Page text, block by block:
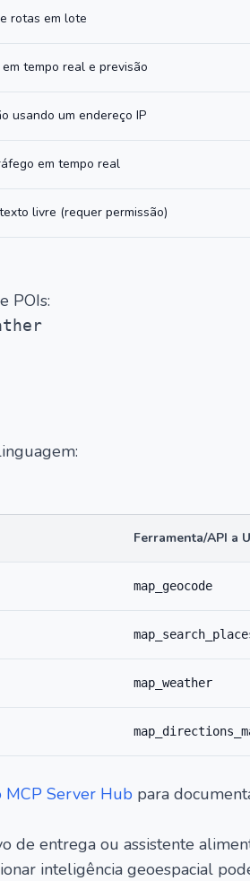
rotas em lote
tempo real e previsão
usando um endereço IP
em tempo real
livre (requer permissão)
POIs:
Ferramenta/API a
map_geocode
map_weather
MCP Server Hub para
de entrega ou assistente
inteligência geoespacial